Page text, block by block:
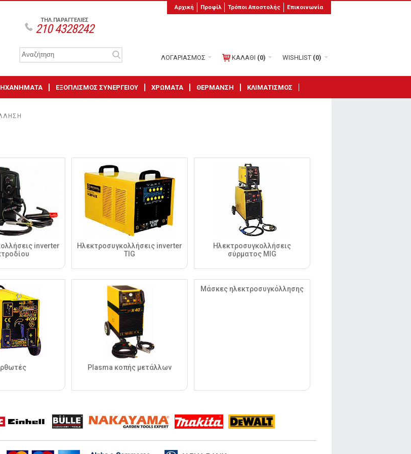
Αρχική Προφίλ Τρόποι Αποστολής Επικοινωνία
ΤΗΛ.ΠΑΡΑΓΓΕΛΙΕΣ
210 4328242
ΛΟΓΑΡΙΑΣΜΟΣ ΚΑΛΑΘΙ (0) WISHLIST (0)
ΕΞΟΠΛΙΣΜΟΣ ΣΥΝΕΡΓΕΙΟΥ ΧΡΩΜΑΤΑ ΘΕΡΜΑΝΣΗ ΚΛΙΜΑΤΙΣΜΟΣ
inverter
Ηλεκτροσυγκολλήσεις inverter
TIG
Ηλεκτροσυγκολλήσεις
σύρματος MIG
Plasma κοπής μετάλλων
Μάσκες ηλεκτροσυγκόλλησης